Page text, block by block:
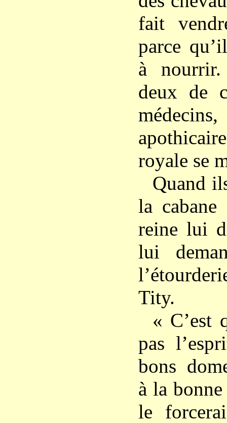
fait
parce
à
deux de
royale se
Quand
la
reine lui
lui
Tity.
« C’est
pas
bons
à la
le